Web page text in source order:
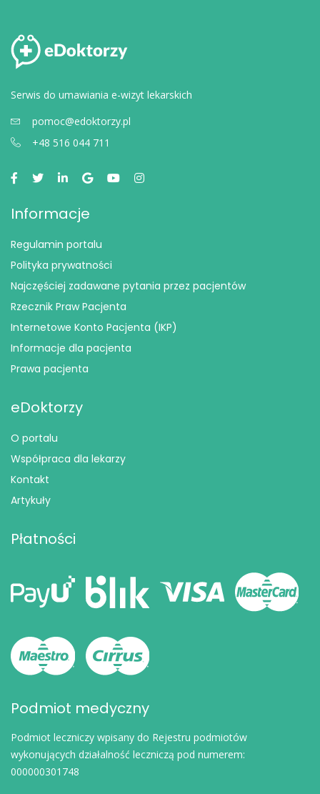
Serwis do umawiania e-wizyt lekarskich
pomoc@edoktorzy.pl
+48 516 044 711
Informacje
Regulamin portalu
Polityka prywatności
Najczęściej zadawane pytania przez pacjentów
Rzecznik Praw Pacjenta
Internetowe Konto Pacjenta (IKP)
Informacje dla pacjenta
Prawa pacjenta
eDoktorzy
O portalu
Współpraca dla lekarzy
Kontakt
Artykuły
Płatności
Podmiot medyczny
Podmiot leczniczy wpisany do Rejestru podmiotów
wykonujących działalność leczniczą pod numerem:
000000301748